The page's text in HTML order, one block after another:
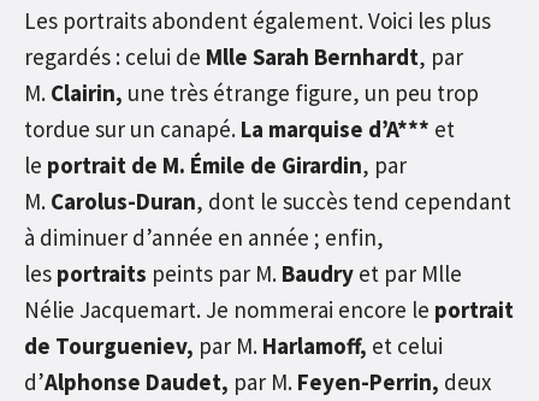
Les portraits abondent également. Voici les plus
regardés : celui de Mlle Sarah Bernhardt, par
M. Clairin, une très étrange figure, un peu trop
tordue sur un canapé. La marquise d’A*** et
le portrait de M. Émile de Girardin, par
M. Carolus-Duran, dont le succès tend cependant
à diminuer d’année en année ; enfin,
les portraits peints par M. Baudry et par Mlle
Nélie Jacquemart. Je nommerai encore le portrait
de Tourgueniev, par M. Harlamoff, et celui
d’Alphonse Daudet, par M. Feyen-Perrin, deux